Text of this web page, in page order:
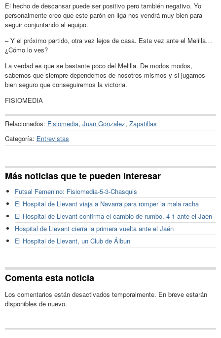
El hecho de descansar puede ser positivo pero también negativo. Yo
personalmente creo que este parón en liga nos vendrá muy bien para
seguir conjuntando al equipo.
– Y el próximo partido, otra vez lejos de casa. Esta vez ante el Melilla…
¿Cómo lo ves?
La verdad es que se bastante poco del Melilla. De modos modos,
sabemos que siempre dependemos de nosotros mismos y si jugamos
bien seguro que conseguiremos la victoria.
FISIOMEDIA
Relacionados: Fisiomedia, Juan Gonzalez, Zapatillas
Categoría: Entrevistas
Más noticias que te pueden interesar
Futsal Femenino: Fisiomedia-5-3-Chasquis
El Hospital de Llevant viaja a Navarra para romper la mala racha
El Hospital de Llevant confirma el cambio de rumbo, 4-1 ante el Jaen
Hospital de Llevant cierra la primera vuelta ante el Jaén
El Hospital de Llevant, un Club de Álbun
Comenta esta noticia
Los comentarios están desactivados temporalmente. En breve estarán
disponibles de nuevo.